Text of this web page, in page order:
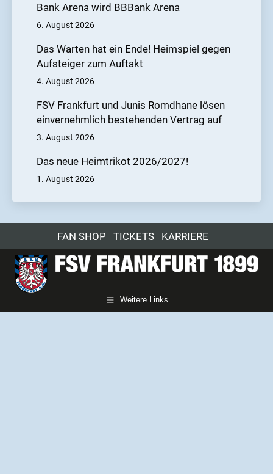
Bank Arena wird BBBank Arena
6. August 2026
Das Warten hat ein Ende! Heimspiel gegen
Aufsteiger zum Auftakt
4. August 2026
FSV Frankfurt und Junis Romdhane lösen
einvernehmlich bestehenden Vertrag auf
3. August 2026
Das neue Heimtrikot 2026/2027!
1. August 2026
FAN SHOP TICKETS KARRIERE
Weitere Links